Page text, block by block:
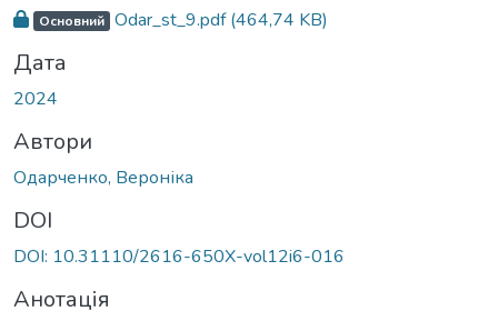
Основний Odar_st_9.pdf(464,74 KB)
Дата
2024
Автори
Одарченко, Вероніка
DOI
DOI: 10.31110/2616-650X-vol12i6-016
Анотація